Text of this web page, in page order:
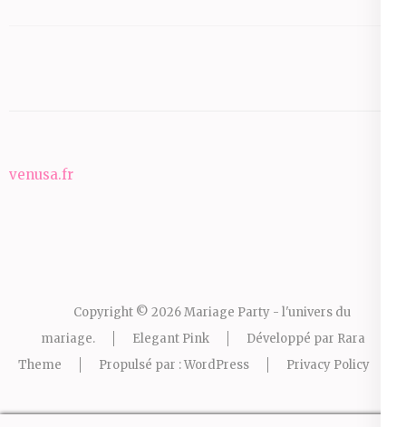
venusa.fr
Copyright © 2026Mariage Party - l'univers du
mariage. Elegant Pink Développé par Rara
Theme
Propulsé par :WordPress Privacy Policy